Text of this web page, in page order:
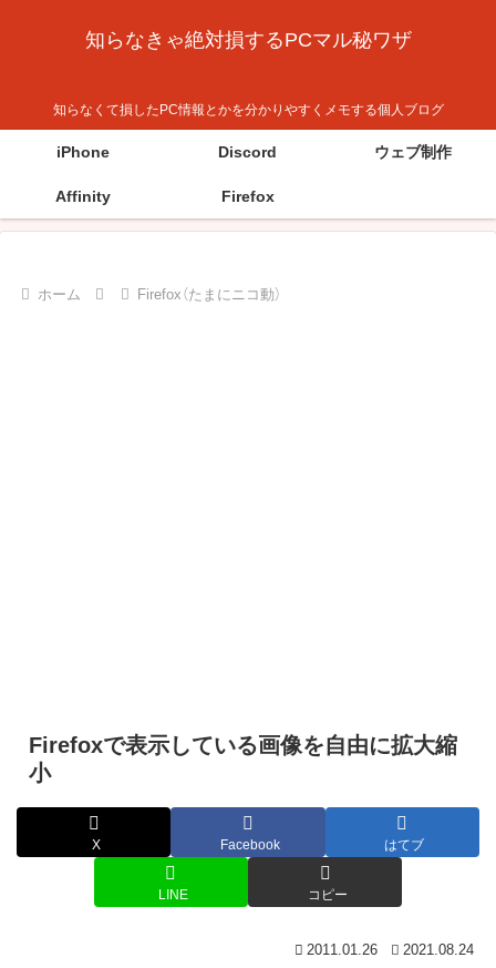
知らなきゃ絶対損するPCマル秘ワザ
知らなくて損したPC情報とかを分かりやすくメモする個人ブログ
iPhone Discord ウェブ制作
Affinity Firefox
ホーム Firefox（たまにニコ動）
Firefoxで表示している画像を自由に拡大縮
小
X Facebook はてブ
LINE コピー
2011.01.26 2021.08.24